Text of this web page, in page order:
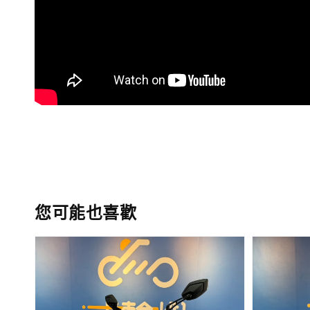
您可能也喜歡